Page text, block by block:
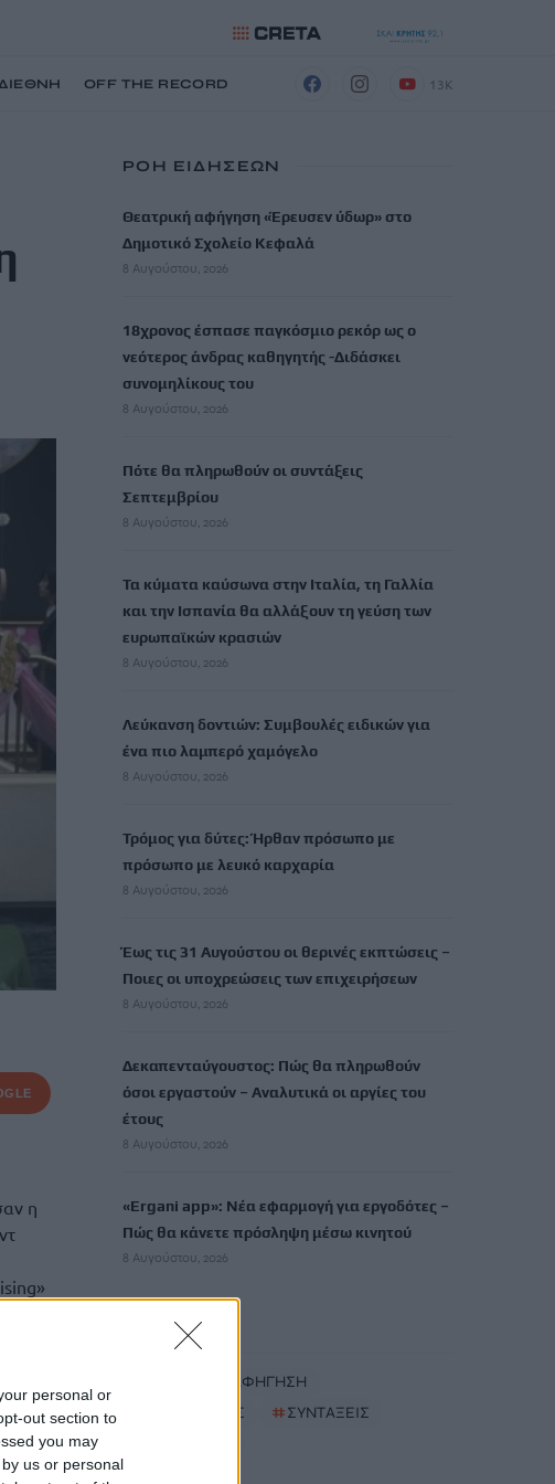
personal or
out section to
you may
us or personal
OFF THE RECORD 13K
η
ΡΟΗ ΕΙΔΗΣΕΩΝ
Θεατρική αφήγηση «Έρευσεν ύδωρ» στο
Δημοτικό Σχολείο Κεφαλά
8 Αυγούστου, 2026
18χρονος έσπασε παγκόσμιο ρεκόρ ως ο
νεότερος άνδρας καθηγητής -Διδάσκει
συνομηλίκους του
8 Αυγούστου, 2026
Πότε θα πληρωθούν οι συντάξεις
Σεπτεμβρίου
8 Αυγούστου, 2026
Τα κύματα καύσωνα στην Ιταλία, τη Γαλλία
και την Ισπανία θα αλλάξουν τη γεύση των
ευρωπαϊκών κρασιών
8 Αυγούστου, 2026
Λεύκανση δοντιών: Συμβουλές ειδικών για
ένα πιο λαμπερό χαμόγελο
8 Αυγούστου, 2026
Τρόμος για δύτες: Ήρθαν πρόσωπο με
πρόσωπο με λευκό καρχαρία
8 Αυγούστου, 2026
Έως τις 31 Αυγούστου οι θερινές εκπτώσεις –
Ποιες οι υποχρεώσεις των επιχειρήσεων
8 Αυγούστου, 2026
Δεκαπενταύγουστος: Πώς θα πληρωθούν
όσοι εργαστούν – Αναλυτικά οι αργίες του
έτους
8 Αυγούστου, 2026
«Ergani app»: Νέα εφαρμογή για εργοδότες –
Πώς θα κάνετε πρόσληψη μέσω κινητού
8 Αυγούστου, 2026
TRENDING
ΘΕΑΤΡΙΚΗ ΑΦΗΓΗΣΗ
ΚΑΘΗΓΗΤΗΣ #ΣΥΝΤΑΞΕΙΣ